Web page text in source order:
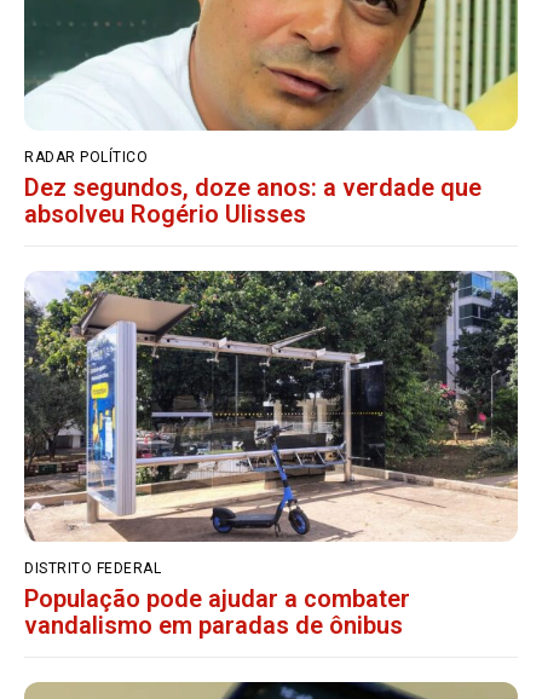
RADAR POLÍTICO
Dez segundos, doze anos: a verdade que
absolveu Rogério Ulisses
DISTRITO FEDERAL
População pode ajudar a combater
vandalismo em paradas de ônibus